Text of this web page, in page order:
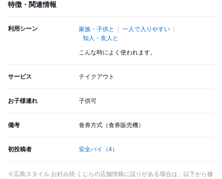
特徴・関連情報
利用シーン 家族・子供と
一人で入りやすい
知人・友人と
こんな時によく使われます。
サービス テイクアウト
お子様連れ 子供可
備考 食券方式（食券販売機）
初投稿者 安全パイ （4）
※広島スタイル お好み焼 くじらの店舗情報に誤りがある場合は、以下から修